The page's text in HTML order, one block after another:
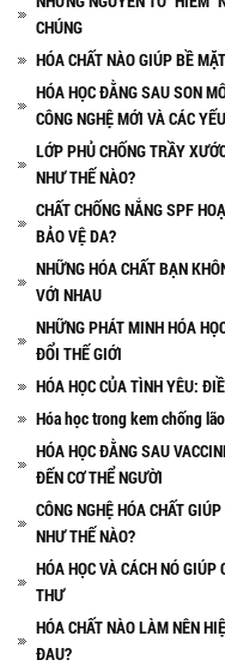
CHÚNG
HÓA CHẤT NÀO GIÚP BỀ
HÓA HỌC ĐẰNG SAU SON
CÔNG NGHỆ MỚI VÀ CÁC
LỚP PHỦ CHỐNG TRẦY
NHƯ THẾ NÀO?
CHẤT CHỐNG NẮNG SPF
BẢO VỆ DA?
NHỮNG HÓA CHẤT BẠN
VỚI NHAU
NHỮNG PHÁT MINH HÓA
ĐỔI THẾ GIỚI
HÓA HỌC CỦA TÌNH YÊU:
Hóa học trong kem chống
HÓA HỌC ĐẰNG SAU
ĐẾN CƠ THỂ NGƯỜI
CÔNG NGHỆ HÓA CHẤT
NHƯ THẾ NÀO?
HÓA HỌC VÀ CÁCH NÓ GIÚP
THƯ
HÓA CHẤT NÀO LÀM NÊN
ĐAU?